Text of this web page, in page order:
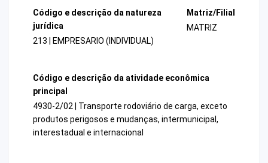
Código e descrição da natureza
jurídica
213 | EMPRESARIO (INDIVIDUAL)
Matriz/Filial
MATRIZ
Código e descrição da atividade econômica
principal
4930-2/02 | Transporte rodoviário de carga, exceto
produtos perigosos e mudanças, intermunicipal,
interestadual e internacional